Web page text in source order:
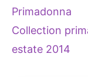
Primadonna
Collection
estate 2014